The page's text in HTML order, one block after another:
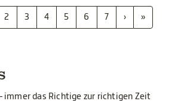
2 3 4 5 6 7 › »
immer das Richtige zur richtigen Zeit